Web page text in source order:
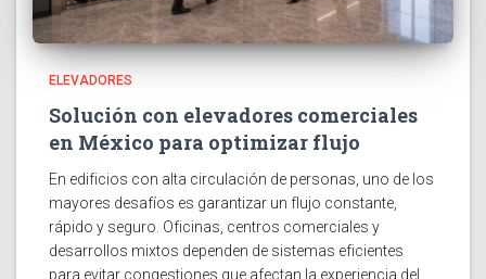
ELEVADORES
Solución con elevadores comerciales
en México para optimizar flujo
En edificios con alta circulación de personas, uno de los
mayores desafíos es garantizar un flujo constante,
rápido y seguro. Oficinas, centros comerciales y
desarrollos mixtos dependen de sistemas eficientes
para evitar congestiones que afectan la experiencia del